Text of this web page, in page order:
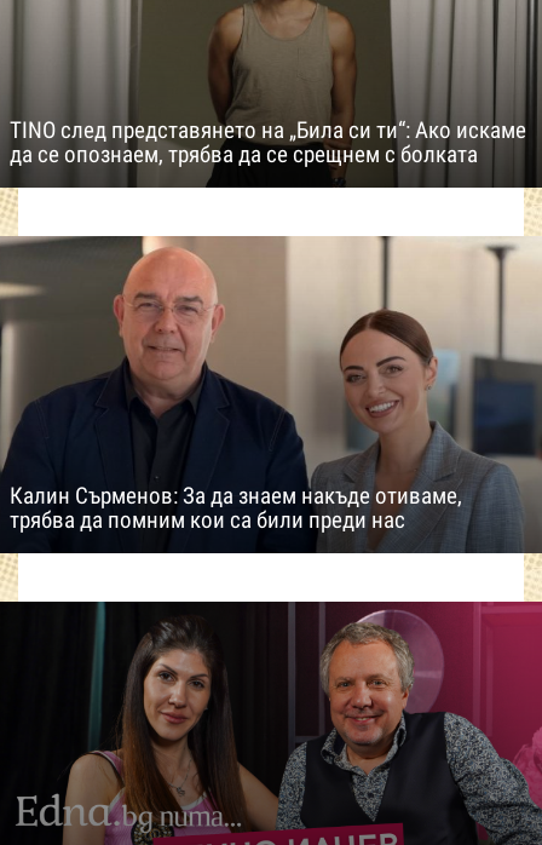
TINO след представянето на „Била си ти“: Ако искаме
да се опознаем, трябва да се срещнем с болката
Калин Сърменов: За да знаем накъде отиваме,
трябва да помним кои са били преди нас